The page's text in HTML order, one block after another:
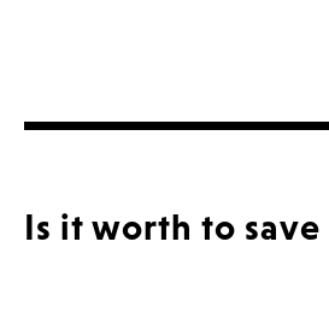
Is it worth to save